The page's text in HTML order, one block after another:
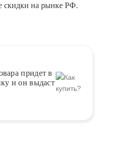
скидки на рынке РФ.
придет в
и он выдаст